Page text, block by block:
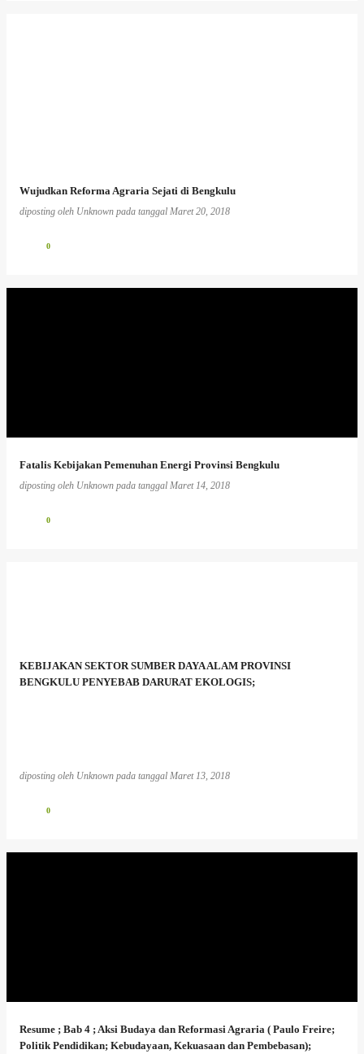
Wujudkan Reforma Agraria Sejati di Bengkulu
diposting oleh Unknown pada tanggal Maret 20, 2018
0
Fatalis Kebijakan Pemenuhan Energi Provinsi Bengkulu
diposting oleh Unknown pada tanggal Maret 14, 2018
0
KEBIJAKAN SEKTOR SUMBER DAYA ALAM PROVINSI
BENGKULU PENYEBAB DARURAT EKOLOGIS;
diposting oleh Unknown pada tanggal Maret 13, 2018
0
Resume ; Bab 4 ; Aksi Budaya dan Reformasi Agraria ( Paulo Freire;
Politik Pendidikan; Kebudayaan, Kekuasaan dan Pembebasan);